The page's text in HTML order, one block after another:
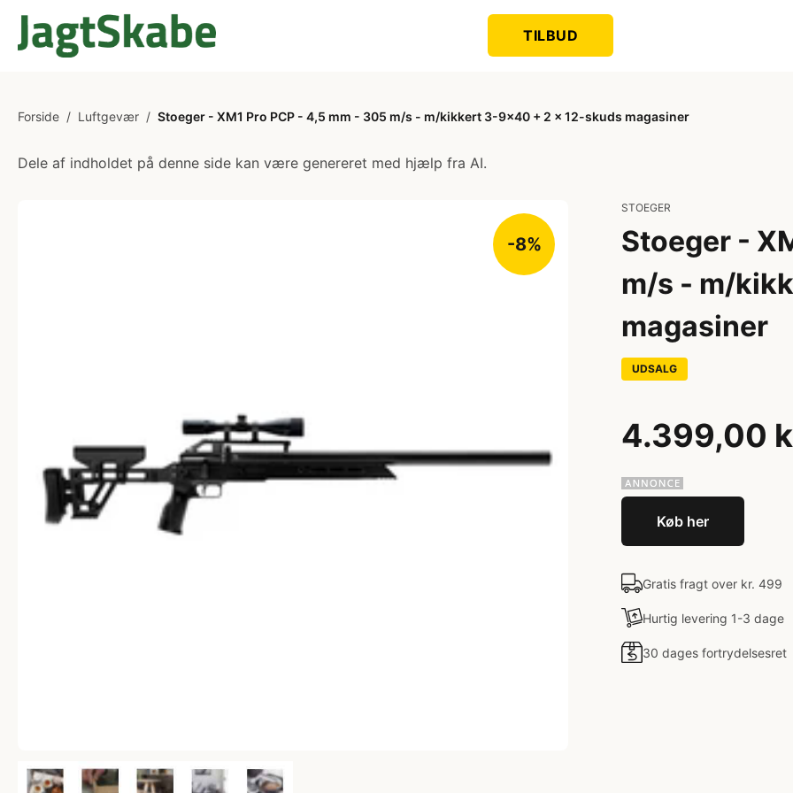
TILBUD
Forside / Luftgevær / Stoeger - XM1 Pro PCP - 4,5 mm - 305 m/s - m/kikkert 3-9x40 + 2 x 12-skuds magasiner
Dele af indholdet på denne side kan være genereret med hjælp fra AI.
-8%
STOEGER
Stoeger -
m/s - m/
magasiner
UDSALG
4.399,00
Køb her
Gratis fragt over kr. 499
Hurtig levering 1-3 dage
30 dages fortrydelsesret